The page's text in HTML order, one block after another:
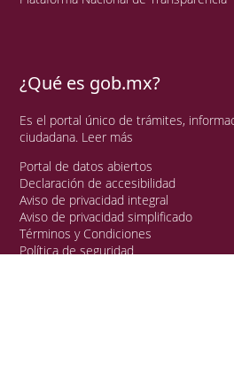
¿Qué es gob.mx?
Es el portal único de trámites,
ciudadana. Leer más
Portal de datos abiertos
Declaración de accesibilidad
Aviso de privacidad integral
Aviso de privacidad simplificado
Términos y Condiciones
Política de seguridad